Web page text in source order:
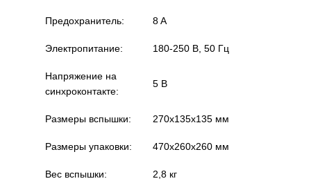
Предохранитель: 8 A
Электропитание: 180-250 В, 50 Гц
Напряжение на
синхроконтакте:
5 В
Размеры вспышки: 270х135х135 мм
Размеры упаковки: 470х260х260 мм
Вес вспышки: 2,8 кг